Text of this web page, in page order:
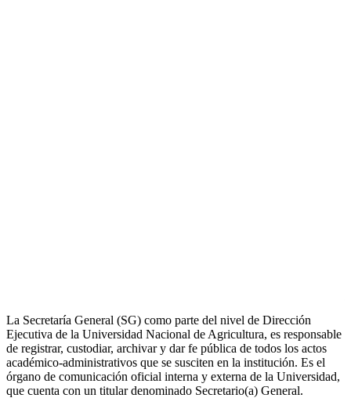
La Secretaría General (SG) como parte del nivel de Dirección
Ejecutiva de la Universidad Nacional de Agricultura, es responsable
de registrar, custodiar, archivar y dar fe pública de todos los actos
académico-administrativos que se susciten en la institución. Es el
órgano de comunicación oficial interna y externa de la Universidad,
que cuenta con un titular denominado Secretario(a) General.